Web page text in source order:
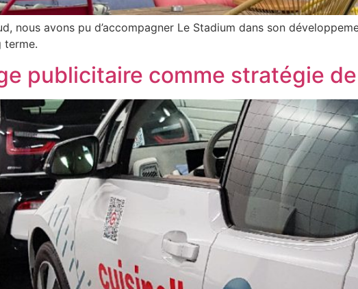
nous avons pu d’accompagner Le Stadium dans son
terme.
publicitaire comme stratégie